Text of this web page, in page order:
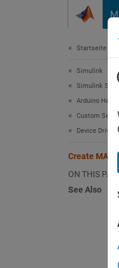
Startseite der
Simulink
Simulink
Arduino
Custom
Device Driver
Create
ON THIS
See Also